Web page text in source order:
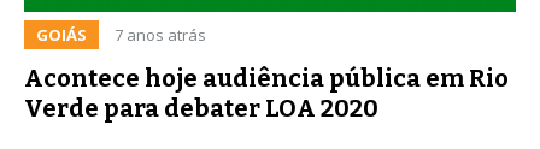
GOIÁS 7 anos atrás
Acontece hoje audiência pública em Rio
Verde para debater LOA 2020